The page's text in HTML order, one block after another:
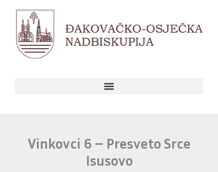
content
Vinkovci 6 – Presveto Srce
Isusovo